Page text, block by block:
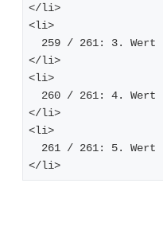
</li>
<li>
  259 / 261: 3. Wert
</li>
<li>
  260 / 261: 4. Wert
</li>
<li>
  261 / 261: 5. Wert
</li>